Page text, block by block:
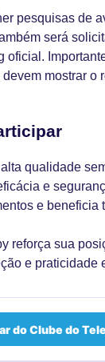
pesquisas de
será
oficial.
mostrar o
qualidade
e
e beneficia
reforça sua
e praticidade
do Clube do